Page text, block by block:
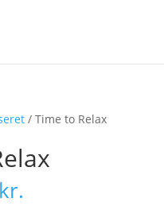
/ Time to Relax
kr.